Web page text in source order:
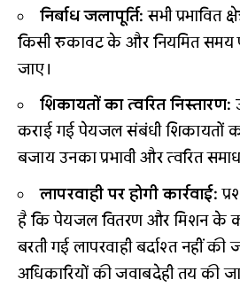
निर्बाध जलापूर्ति: सभी प्रभावित
किसी रुकावट के और नियमित समय
जाए।
शिकायतों का त्वरित निस्तारण:
कराई गई पेयजल संबंधी शिकायतों
बजाय उनका प्रभावी और त्वरित
लापरवाही पर होगी कार्रवाई:
है कि पेयजल वितरण और मिशन के
बरती गई लापरवाही बर्दाश्त नहीं की
अधिकारियों की जवाबदेही तय की